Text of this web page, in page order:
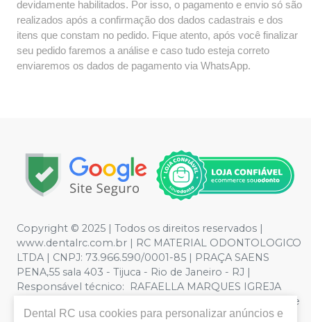
devidamente habilitados. Por isso, o pagamento e envio só são
realizados após a confirmação dos dados cadastrais e dos
itens que constam no pedido. Fique atento, após você finalizar
seu pedido faremos a análise e caso tudo esteja correto
enviaremos os dados de pagamento via WhatsApp.
Copyright © 2025 | Todos os direitos reservados |
www.dentalrc.com.br | RC MATERIAL ODONTOLOGICO
LTDA | CNPJ: 73.966.590/0001-85 | PRAÇA SAENS
PENA,55 sala 403 - Tijuca - Rio de Janeiro - RJ |
Responsável técnico: RAFAELLA MARQUES IGREJA
DOS SANTOS CRO/RJ nº 55115 | Política de Privacidade e
Segurança - Fotos meramente ilustrativas - Os preços e
Dental RC usa cookies para personalizar anúncios e